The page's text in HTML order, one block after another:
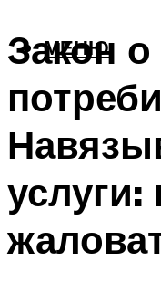
МЕНЮ
Закон
услуги: